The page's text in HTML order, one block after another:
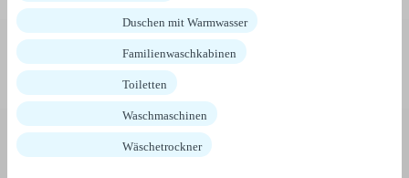
Duschen mit Warmwasser
Familienwaschkabinen
Toiletten
Waschmaschinen
Wäschetrockner